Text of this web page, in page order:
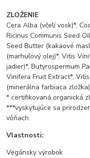
ZLOŽENIE
Cera Alba (včelí vosk)*,
Ricinus Communis Seed
Seed Butter (kakaové
(marhuľový olej)*, Vitis
jadier)*, Butyrospermum
Vinifera Fruit Extract*,
(minerálna farbiaca zložka)
* certifikovaná organická
***vyskytujúce sa
vôňach.
Vlastnosti:
Vegánsky výrobok